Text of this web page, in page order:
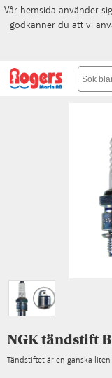
NGK tändstift
Tändstiftet är en ganska
Vår hemsida använder
godkänner du att vi